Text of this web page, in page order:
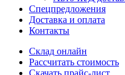
Спецпредложения
Доставка и оплата
Контакты
Склад онлайн
Рассчитать стоимость
Скачать прайс-лист